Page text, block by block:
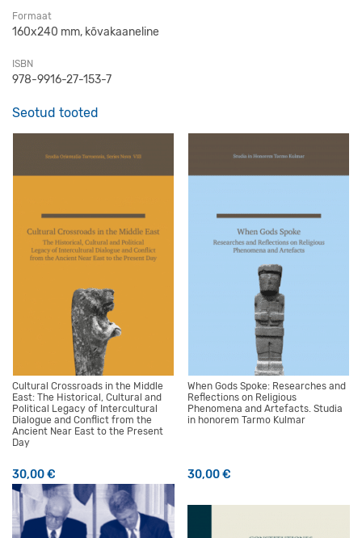
Formaat
160x240 mm, kõvakaaneline
ISBN
978-9916-27-153-7
Seotud tooted
Cultural Crossroads in the Middle
East: The Historical, Cultural and
Political Legacy of Intercultural
Dialogue and Conflict from the
Ancient Near East to the Present
Day
30,00€
When Gods Spoke: Researches and
Reflections on Religious
Phenomena and Artefacts. Studia
in honorem Tarmo Kulmar
30,00€